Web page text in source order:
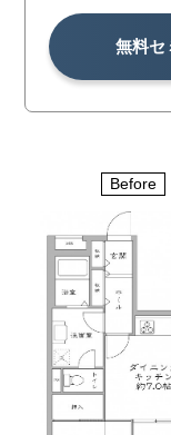
無料セ
Before